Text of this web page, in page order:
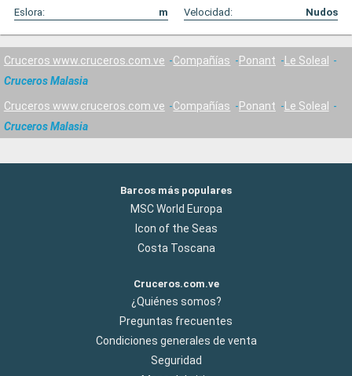
Eslora:
m Velocidad: Nudos
Cruceros www.cruceros.com.ve Compañías Ponant
Le Soleal
Cruceros Malasia
Cruceros www.cruceros.com.ve Compañías Ponant
Le Soleal
Cruceros Malasia
Barcos más populares
MSC World Europa
Icon of the Seas
Costa Toscana
Cruceros.com.ve
¿Quiénes somos?
Preguntas frecuentes
Condiciones generales de venta
Seguridad